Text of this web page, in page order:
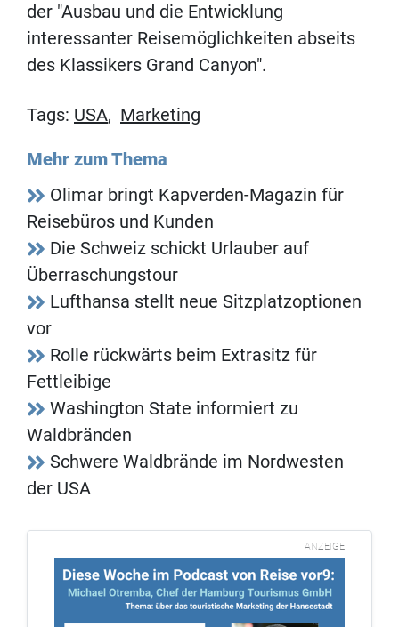
der "Ausbau und die Entwicklung
interessanter Reisemöglichkeiten abseits
des Klassikers Grand Canyon".
Tags: USA, Marketing
Mehr zum Thema
Olimar bringt Kapverden-Magazin für
Reisebüros und Kunden
Die Schweiz schickt Urlauber auf
Überraschungstour
Lufthansa stellt neue Sitzplatzoptionen
vor
Rolle rückwärts beim Extrasitz für
Fettleibige
Washington State informiert zu
Waldbränden
Schwere Waldbrände im Nordwesten
der USA
ANZEIGE